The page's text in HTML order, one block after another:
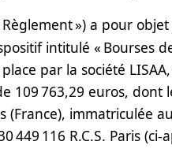
») a pour
intitulé « Bourses
par la société
109 763,29 euros, dont
(France), immatriculée
449 116 R.C.S. Paris (ci-